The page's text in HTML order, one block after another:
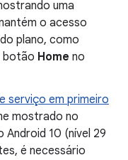
uma
o acesso
plano, como
botão Home no
serviço em primeiro
mostrado no
Android 10 (nível 29
é necessário